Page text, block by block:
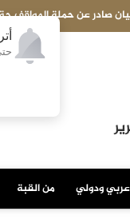
صادر عن حملة المواقف
عربي ودولي من القبة